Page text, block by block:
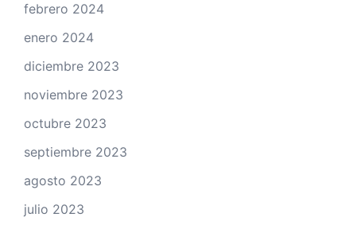
febrero 2024
enero 2024
diciembre 2023
noviembre 2023
octubre 2023
septiembre 2023
agosto 2023
julio 2023